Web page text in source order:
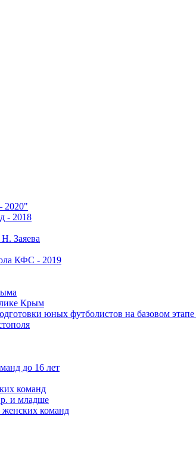
2020"
- 2018
Заяева
КФС - 2019
Крым
юных футболистов на базовом этапе
до 16 лет
команд
и младше
команд